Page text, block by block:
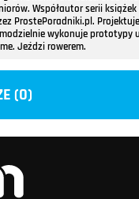
Współautor serii książek
ProstePoradniki.pl.
wykonuje prototypy
Jeździ rowerem.
(0)